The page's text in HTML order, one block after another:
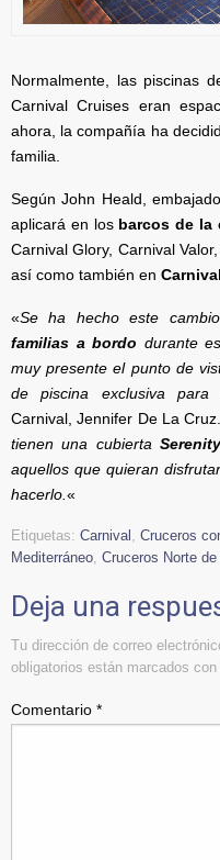
Normalmente, las piscinas
Carnival Cruises eran
ahora, la compañía ha
familia.
Según John Heald,
aplicará en los barcos de la
Carnival Glory, Carnival
así como también en
«Se ha hecho este
familias a bordo durante
muy presente el punto de
de piscina exclusiva para
Carnival, Jennifer De La
tienen una cubierta
aquellos que quieran
hacerlo. «
Etiquetas: Carnival Cruceros
Mediterráneo Cruceros Norte
Deja una
Tu dirección de correo
obligatorios están marcados con
Comentario *